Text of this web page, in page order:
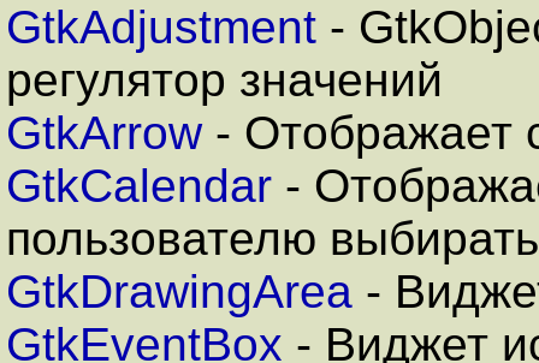
GtkAdjustment -
регулятор значений
GtkArrow- Отображает
GtkCalendar -
пользователю
GtkDrawingArea -
GtkEventBox - Виджет